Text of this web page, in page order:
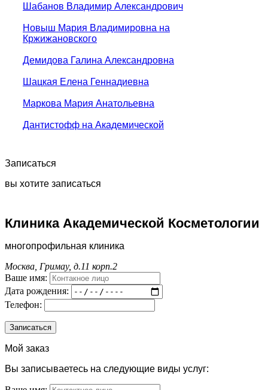
Шабанов Владимир Александрович
Новыш Мария Владимировна на
Кржижановского
Демидова Галина Александровна
Шацкая Елена Геннадиевна
Маркова Мария Анатольевна
Дантистофф на Академической
Записаться
вы хотите записаться
Клиника Академической Косметологии
многопрофильная клиника
Москва, Гримау, д.11 корп.2
Ваше имя:
Дата рождения:
Телефон:
Мой заказ
Вы записываетесь на следующие виды услуг: